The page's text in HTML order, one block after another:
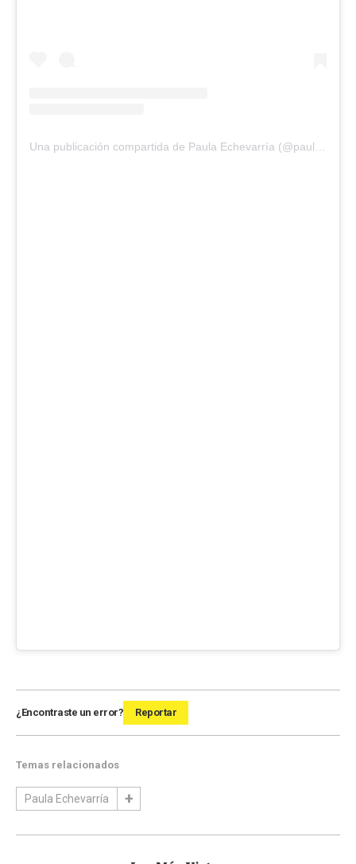
¿Encontraste un error? Reportar
Temas relacionados
Paula Echevarría